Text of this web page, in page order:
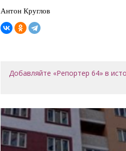
Антон Круглов
Добавляйте «Репортер 64» в